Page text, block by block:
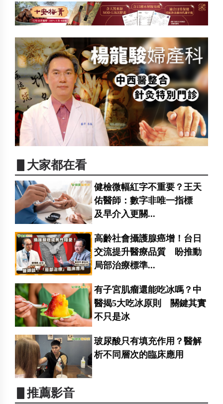
▋大家都在看
健檢微幅紅字不重要？王天
佑醫師：數字非唯一指標
及早介入更關...
高齡社會攝護腺癌增！台日
交流提升醫療品質 盼推動
局部治療標準...
有子宮肌瘤還能吃冰嗎？中
醫揭5大吃冰原則 關鍵其實
不只是冰
玻尿酸只有填充作用？醫解
析不同層次的臨床應用
▋推薦影音